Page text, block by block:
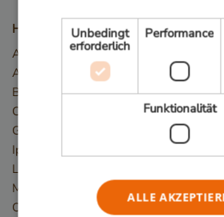
Holzarten
Angelim Vermelho
Azobé / Bongossi
Basralocus
Cumaru
Guariuba/Mururé
Ipé
Louro Preto
Massaranduba
Okan/Denya
Unbedingt
erforderlich
Performance
Funktionalität
ALLE